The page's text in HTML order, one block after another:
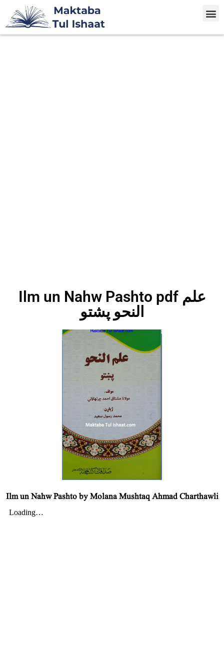
Ilm un Nahw Pashto pdf علم
النحو پشتو
Ilm un Nahw Pashto by Molana Mushtaq Ahmad Charthawli